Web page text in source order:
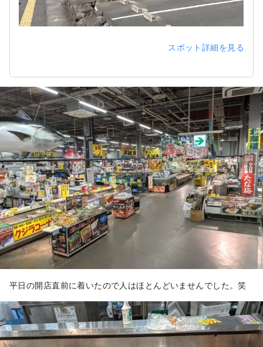
スポット詳細を見る
平日の開店直前に着いたので人はほとんどいませんでした。笑